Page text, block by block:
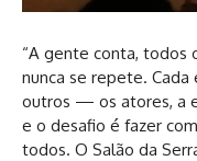
“A gente conta, todos
nunca se repete. Cada
outros — os atores, a
e o desafio é fazer
todos. O Salão da